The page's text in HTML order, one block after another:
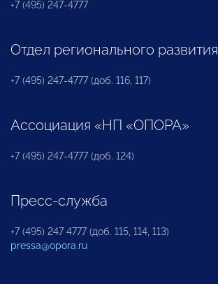
+7 (495) 247-4777
Отдел регионального развития
+7 (495) 247-4777 (доб. 116, 117)
Ассоциация «НП «ОПОРА»
+7 (495) 247-4777 (доб. 124)
Пресс-служба
+7 (495) 247 4777 (доб. 115, 114, 113)
pressa@opora.ru